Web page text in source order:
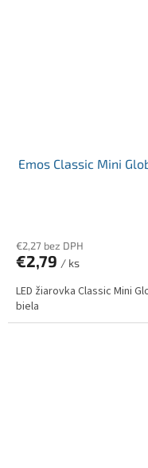
Emos Classic Mini
€2,27 bez DPH
€2,79 / ks
LED žiarovka Classic Mini
biela